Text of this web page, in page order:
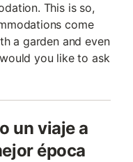
This is so,
come
a garden and even
you like to ask
un viaje a
época